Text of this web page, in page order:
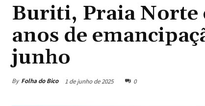
Buriti, Praia Norte
anos de
junho
By Folha do Bico 1 de junho de 2025 0